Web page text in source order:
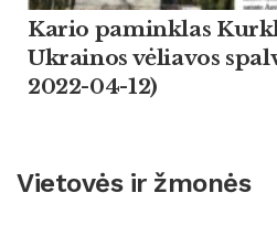
Kario paminklas
Ukrainos vėliavos
2022-04-12)
Vietovės ir žmonės